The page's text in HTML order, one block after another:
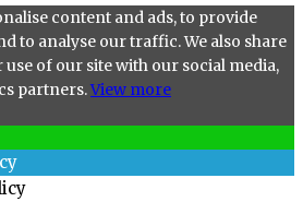
content and ads, to provide
to analyse our traffic. We also share
of our site with our social media,
partners.View more